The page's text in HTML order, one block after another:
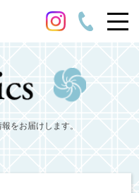
をお届けします。